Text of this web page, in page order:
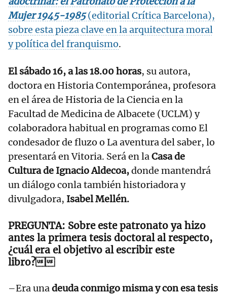
Mujer 1945-1985(editorial Crítica Barcelona),
sobre esta pieza clave en la arquitectura moral
y política delfranquismo.
El sábado 16, a las 18.00 horas, su autora,
doctora en Historia Contemporánea, profesora
en el área de Historia de la Ciencia en la
Facultad de Medicina de Albacete (UCLM) y
colaboradora habitual en programas como El
condesador de fluzo o La aventura del saber, lo
presentará en Vitoria. Será en laCasa de
Cultura de Ignacio Aldecoa,donde mantendrá
un diálogo conla también historiadora y
divulgadora, Isabel Mellén.
Sobre este patronato ya hizo
antes la primera tesis doctoral al respecto,
¿cuál era el objetivo al escribir este
libro?
–Era unadeuda conmigo misma y con esa tesis